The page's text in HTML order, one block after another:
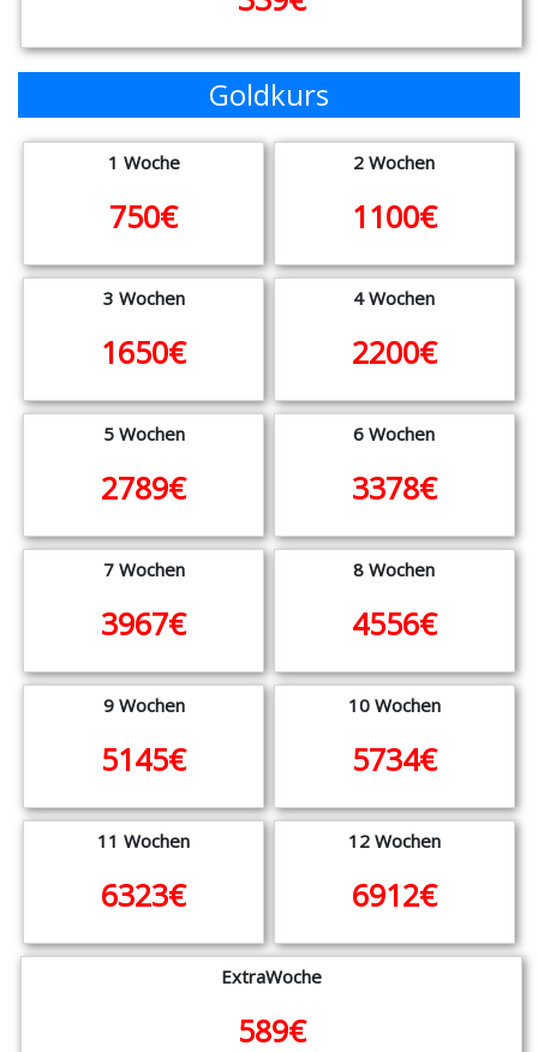
Goldkurs
1 Woche
750€
2 Wochen
1100€
3 Wochen
1650€
4 Wochen
2200€
5 Wochen
2789€
6 Wochen
3378€
7 Wochen
3967€
8 Wochen
4556€
9 Wochen
5145€
10 Wochen
5734€
11 Wochen
6323€
12 Wochen
6912€
ExtraWoche
589€